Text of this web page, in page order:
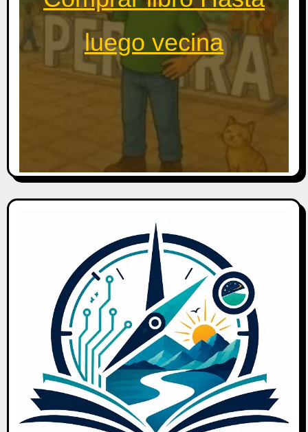
luego vecina